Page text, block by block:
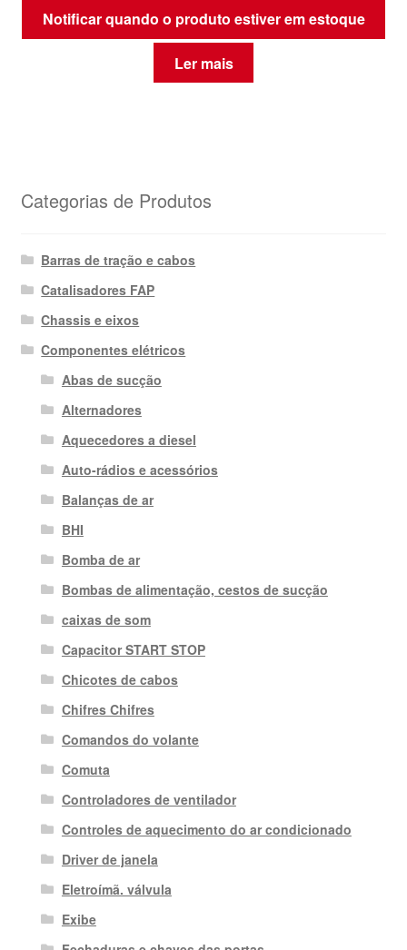
Notificar quando o produto estiver em estoque
Ler mais
Categorias de Produtos
Barras de tração e cabos
Catalisadores FAP
Chassis e eixos
Componentes elétricos
Abas de sucção
Alternadores
Aquecedores a diesel
Auto-rádios e acessórios
Balanças de ar
BHI
Bomba de ar
Bombas de alimentação, cestos de sucção
caixas de som
Capacitor START STOP
Chicotes de cabos
Chifres Chifres
Comandos do volante
Comuta
Controladores de ventilador
Controles de aquecimento do ar condicionado
Driver de janela
Eletroímã. válvula
Exibe